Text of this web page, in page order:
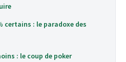
certains : le paradoxe des
: le coup de poker